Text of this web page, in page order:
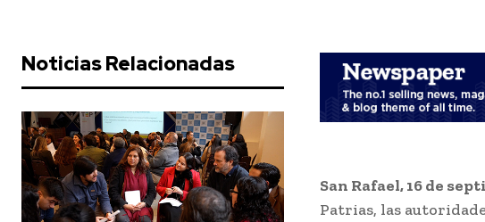
Noticias Relacionadas
San Rafael, 16 de
Patrias, las